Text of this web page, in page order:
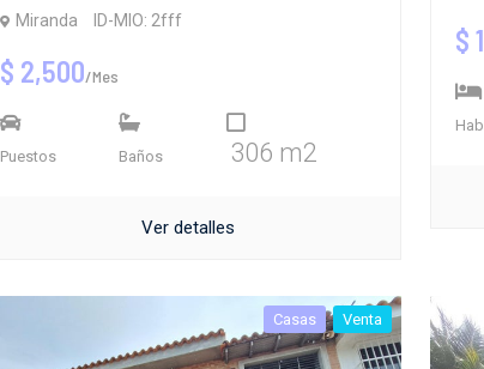
Miranda ID-MIO: 2fff
$ 2,500/Mes
Puestos Baños 306 m2
Ver detalles
$
Casas Venta